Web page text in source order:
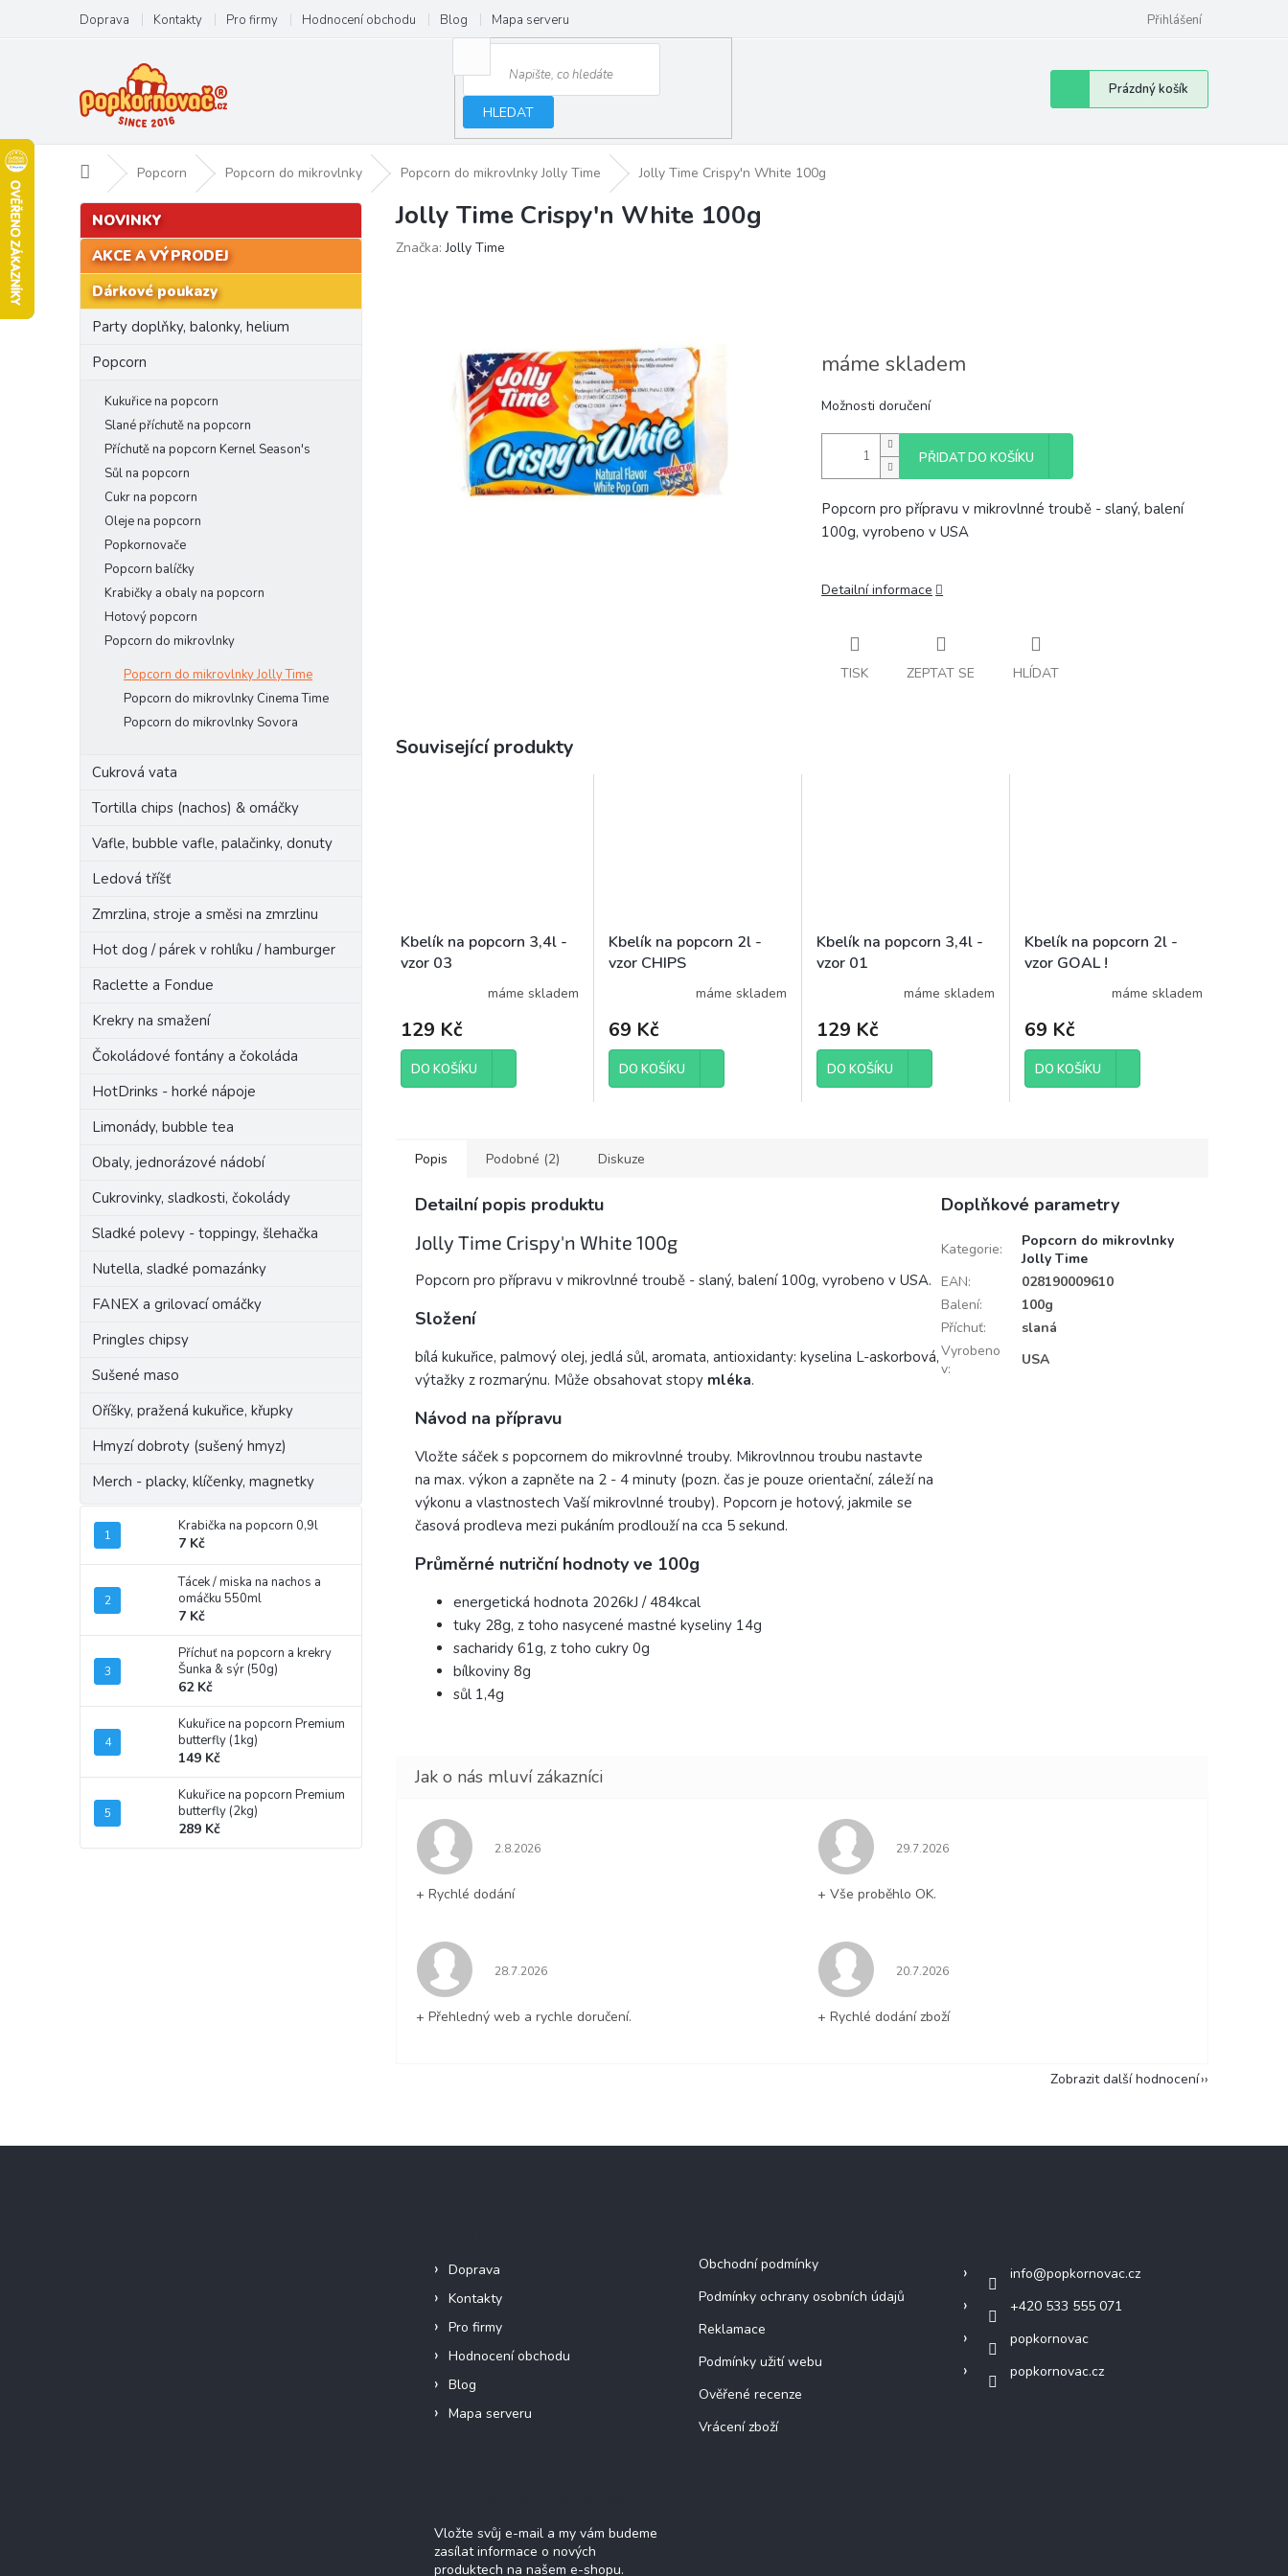
obsah
Doprava Kontakty Pro firmy Hodnocení obchodu Blog Mapa serveru Přihlášení
HLEDAT
Nákupní
košík
Prázdný košík
Domů Popcorn Popcorn do mikrovlnky Popcorn do mikrovlnky Jolly Time Jolly Time Crispy'n White 100g
P
o
t
Přeskočit
kategorie
NOVINKY
AKCE A VÝPRODEJ
Dárkové poukazy
Party doplňky, balonky, helium
Popcorn
Kukuřice na popcorn
Slané příchutě na popcorn
Příchutě na popcorn Kernel Season's
Sůl na popcorn
Cukr na popcorn
Oleje na popcorn
Popkornovače
Popcorn balíčky
Krabičky a obaly na popcorn
Hotový popcorn
Popcorn do mikrovlnky
Popcorn do mikrovlnky Jolly Time
Popcorn do mikrovlnky Cinema Time
Popcorn do mikrovlnky Sovora
Cukrová vata
Tortilla chips (nachos) & omáčky
Vafle, bubble vafle, palačinky, donuty
Ledová tříšť
Zmrzlina, stroje a směsi na zmrzlinu
Hot dog / párek v rohlíku / hamburger
Raclette a Fondue
Krekry na smažení
Čokoládové fontány a čokoláda
HotDrinks - horké nápoje
Limonády, bubble tea
Obaly, jednorázové nádobí
Cukrovinky, sladkosti, čokolády
Sladké polevy - toppingy, šlehačka
Nutella, sladké pomazánky
FANEX a grilovací omáčky
Pringles chipsy
Sušené maso
Oříšky, pražená kukuřice, křupky
Hmyzí dobroty (sušený hmyz)
Merch - placky, klíčenky, magnetky
Krabička na popcorn 0,9l
7 Kč
Tácek / miska na nachos a
omáčku 550ml
7 Kč
Příchuť na popcorn a krekry
Šunka & sýr (50g)
62 Kč
Kukuřice na popcorn Premium
butterfly (1kg)
149 Kč
Kukuřice na popcorn Premium
butterfly (2kg)
289 Kč
Jolly Time Crispy'n White 100g
Značka:Jolly Time
máme skladem
Možnosti doručení
PŘIDAT DO KOŠÍKU
Popcorn pro přípravu v mikrovlnné troubě - slaný, balení
100g, vyrobeno v USA
Detailní informace
TISK ZEPTAT SE HLÍDAT
Související produkty
Kbelík na popcorn 3,4l -
vzor 03
máme skladem
129 Kč
DO KOŠÍKU
Kbelík na popcorn 2l -
vzor CHIPS
máme skladem
69 Kč
DO KOŠÍKU
Kbelík na popcorn 3,4l -
vzor 01
máme skladem
129 Kč
DO KOŠÍKU
Kbelík na popcorn 2l -
vzor GOAL !
máme skladem
69 Kč
DO KOŠÍKU
Popis Podobné (2) Diskuze
Detailní popis produktu
Jolly Time Crispy'n White 100g
Popcorn pro přípravu v mikrovlnné troubě - slaný, balení 100g, vyrobeno v USA.
Složení
bílá kukuřice, palmový olej, jedlá sůl, aromata, antioxidanty: kyselina L-askorbová,
výtažky z rozmarýnu. Může obsahovat stopy mléka.
Návod na přípravu
Vložte sáček s popcornem do mikrovlnné trouby. Mikrovlnnou troubu nastavte
na max. výkon a zapněte na 2 - 4 minuty (pozn. čas je pouze orientační, záleží na
výkonu a vlastnostech Vaší mikrovlnné trouby). Popcorn je hotový, jakmile se
časová prodleva mezi pukáním prodlouží na cca 5 sekund.
Průměrné nutriční hodnoty ve 100g
energetická hodnota 2026kJ / 484kcal
tuky 28g, z toho nasycené mastné kyseliny 14g
sacharidy 61g, z toho cukry 0g
bílkoviny 8g
sůl 1,4g
Doplňkové parametry
Kategorie:
Popcorn do mikrovlnky
Jolly Time
EAN:
028190009610
Balení:
100g
Příchuť:
slaná
Vyrobeno
v:
USA
Hodnocení obchodu je 5 z 5 hvězdiček.
2.8.2026
+ Rychlé dodání
Hodnocení obchodu je 5 z 5 hvězdiček.
29.7.2026
+ Vše proběhlo OK.
Hodnocení obchodu je 5 z 5 hvězdiček.
28.7.2026
+ Přehledný web a rychle doručení.
Hodnocení obchodu je 5 z 5 hvězdiček.
20.7.2026
+ Rychlé dodání zboží
Zobrazit další hodnocení
Doprava
Kontakty
Pro firmy
Hodnocení obchodu
Blog
Mapa serveru
Obchodní podmínky
Podmínky ochrany osobních údajů
Reklamace
Podmínky užití webu
Ověřené recenze
Vrácení zboží
info@popkornovac.cz
+420 533 555 071
popkornovac
popkornovac.cz
Vložte svůj e-mail a my vám budeme
zasílat informace o nových
produktech na našem e-shopu.